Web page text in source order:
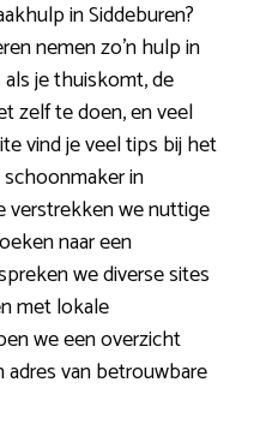
in Siddeburen?
nemen zo’n hulp in
je thuiskomt, de
zelf te doen, en veel
vind je veel tips bij het
in
verstrekken we nuttige
naar een
we diverse sites
met lokale
we een overzicht
van betrouwbare